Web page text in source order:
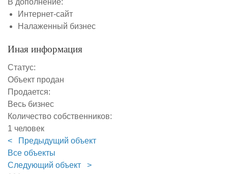
Интернет-сайт
Налаженный бизнес
Иная информация
Статус:
Объект продан
Продается:
Весь бизнес
Количество собственников:
1 человек
< Предыдущий объект
Все объекты
Следующий объект >